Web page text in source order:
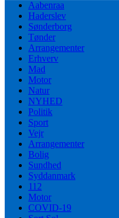
Aabenraa
Haderslev
Sønderborg
Tønder
Arrangementer
Erhverv
Mad
Motor
Natur
NYHED
Politik
Sport
Vejr
Arrangementer
Bolig
Sundhed
Syddanmark
112
Motor
COVID-19